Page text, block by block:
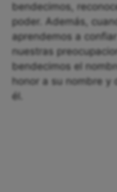
bendecimos,
poder. Además,
aprendemos a
nuestras
bendecimos el
honor a su nombre y
él.